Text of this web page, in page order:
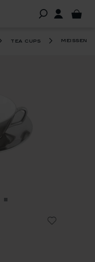
tea cups meissen